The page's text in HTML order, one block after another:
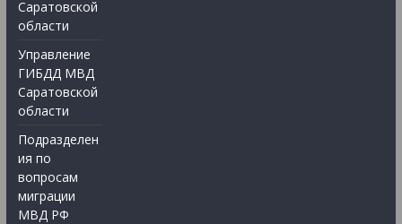
Саратовской
области
Управление
ГИБДД МВД
Саратовской
области
Подразделен
ия по
вопросам
миграции
МВД РФ